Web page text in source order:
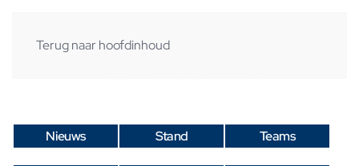
Terug naar hoofdinhoud
Nieuws Stand Teams